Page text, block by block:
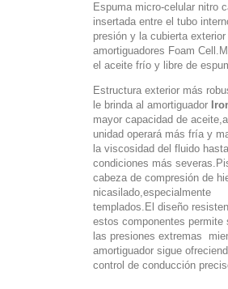
Espuma micro-celular nitro
insertada entre el tubo
presión y la cubierta exterior
amortiguadores Foam
el aceite frío y libre de
Estructura exterior más
le brinda al amortiguador
mayor capacidad de
unidad operará más fría y
la viscosidad del fluido
condiciones más
cabeza de compresión de
nicasilado,especialmente
templados.El diseño
estos componentes permite
las presiones extremas
amortiguador sigue
control de conducción